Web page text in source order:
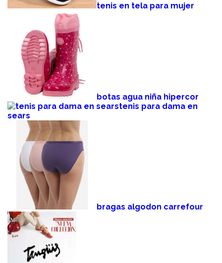
tenis en tela para mujer
botas agua niña hipercor
tenis para dama en
sears
bragas algodon carrefour